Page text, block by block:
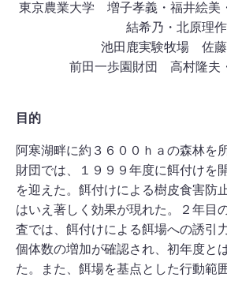
東京農業大学 増子孝義・福井絵美
結希乃・北原理作
池田鹿実験牧場 佐藤
前田一歩園財団 高村隆夫
目的
阿寒湖畔に約３６００ｈａの森林を
財団では、１９９９年度に餌付けを
を迎えた。餌付けによる樹皮食害防
はいえ著しく効果が現れた。２年目
査では、餌付けによる餌場への誘引
個体数の増加が確認され、初年度と
た。また、餌場を基点とした行動範